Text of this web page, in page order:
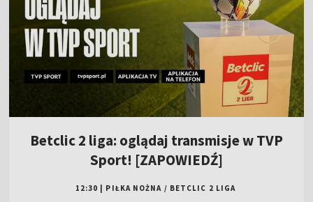
Betclic 2 liga: oglądaj transmisje w TVP
Sport! [ZAPOWIEDŹ]
12:30 PIŁKA NOŻNA / BETCLIC 2 LIGA